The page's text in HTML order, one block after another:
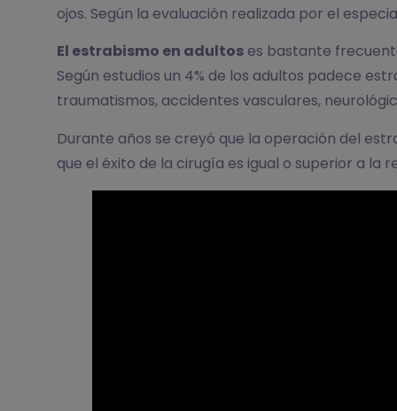
ojos. Según la evaluación realizada por el
El estrabismo en adultos es bastante
Según estudios un 4% de los adultos padece
traumatismos, accidentes vasculares,
Durante años se creyó que la operación del
que el éxito de la cirugía es igual o superior a la